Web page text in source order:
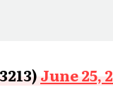
June 25,